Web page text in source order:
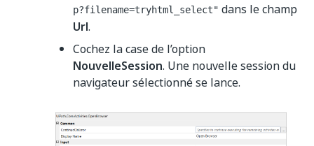
p?filename=tryhtml_select" dans le champ
Url.
Cochez la case de l’option
NouvelleSession. Une nouvelle session du
navigateur sélectionné se lance.